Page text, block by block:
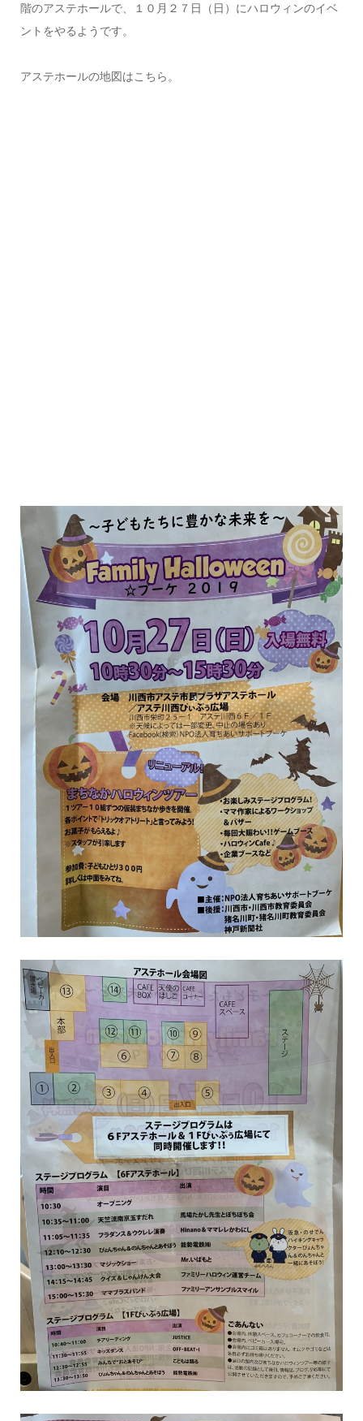
階のアステホールで、１０月２７日（日）にハロウィンのイベ
ントをやるようです。
アステホールの地図はこちら。